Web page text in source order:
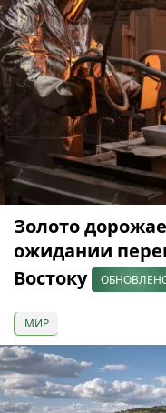
Золото
ожидании
Востоку
МИР